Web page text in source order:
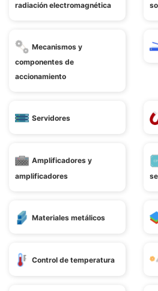
radiación electromagnética
Mecanismos y
componentes de
accionamiento
Servidores
Amplificadores y
amplificadores
Materiales metálicos
Control de temperatura